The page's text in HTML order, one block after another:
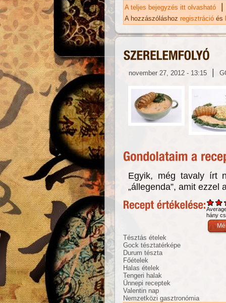
A teljes bejegyzés itt olvasható
|
A hozzászóláshoz regisztráció és
november 27, 2012 - 13:15 |
Egyik, még tavaly írt
„állegenda”, amit ezzel
hány
Tésztás ételek
Gock tésztatérképe
Durum tészta
Főételek
Halas ételek
Tengeri halak
Ünnepi receptek
Valentin nap
Nemzetközi gasztronómia